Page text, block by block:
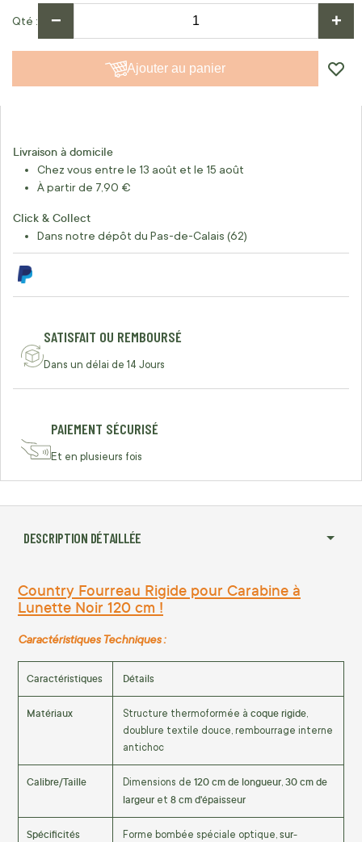
Qté − +
Ajouter au panier
Livraison à domicile
Chez vous entre le 13 août et le 15 août
À partir de 7,90 €
Click & Collect
Dans notre dépôt du Pas-de-Calais (62)
SATISFAIT OU REMBOURSÉ
Dans un délai de 14 Jours
PAIEMENT SÉCURISÉ
Et en plusieurs fois
DESCRIPTION DÉTAILLÉE
Country Fourreau Rigide pour Carabine à
Lunette Noir 120 cm !
Caractéristiques Techniques :
Caractéristiques Détails
Matériaux Structure thermoformée à coque rigide,
doublure textile douce, rembourrage interne
antichoc
Calibre/Taille Dimensions de 120 cm de longueur, 30 cm de
largeur et 8 cm d'épaisseur
Spécificités Forme bombée spéciale optique, sur-